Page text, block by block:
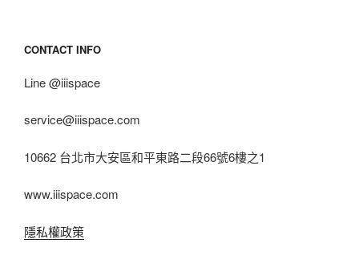
CONTACT INFO
Line @iiispace
service@iiispace.com
10662 台北市大安區和平東路二段66號6樓之1
www.iiispace.com
隱私權政策